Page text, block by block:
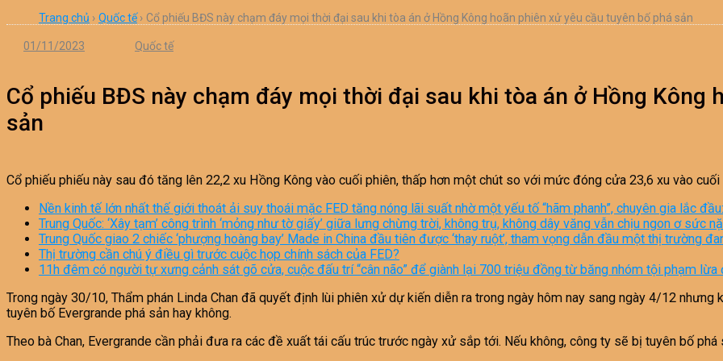
Trang chủ › Quốc tế› Cổ phiếu BĐS này chạm đáy mọi thời đại sau khi tòa án ở Hồng Kông hoãn phiên xử yêu cầu tuyên bố phá sản
01/11/2023 Quốc tế
Cổ phiếu BĐS này chạm đáy mọi thời đại sau khi tòa án ở Hồng Kông
sản
Cổ phiếu phiếu này sau đó tăng lên 22,2 xu Hồng Kông vào cuối phiên, thấp hơn một chút so với mức đóng cửa 23,6 xu vào
Nền kinh tế lớn nhất thế giới thoát ải suy thoái mặc FED tăng nóng lãi suất nhờ một yếu tố “hãm phanh”, chuyên gia lắc
Trung Quốc: ‘Xây tạm’ công trình ‘mỏng như tờ giấy’ giữa lưng chừng trời, không trụ, không dây văng vẫn chịu ngon ơ sức
Trung Quốc giao 2 chiếc ‘phượng hoàng bay’ Made in China đầu tiên được ‘thay ruột’, tham vọng dẫn đầu một thị trường
Thị trường cần chú ý điều gì trước cuộc họp chính sách của FED?
11h đêm có người tự xưng cảnh sát gõ cửa, cuộc đấu trí “cân não” để giành lại 700 triệu đồng từ băng nhóm tội phạm lừa
Trong ngày 30/10, Thẩm phán Linda Chan đã quyết định lùi phiên xử dự kiến diễn ra trong ngày hôm nay sang ngày 4/12
tuyên bố Evergrande phá sản hay không.
Theo bà Chan, Evergrande cần phải đưa ra các đề xuất tái cấu trúc trước ngày xử sắp tới. Nếu không, công ty sẽ bị tuyên bố phá